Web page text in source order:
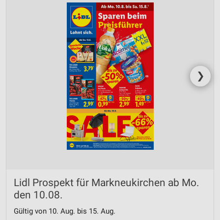
❯
Lidl Prospekt für Markneukirchen ab Mo.
den 10.08.
Gültig von 10. Aug. bis 15. Aug.